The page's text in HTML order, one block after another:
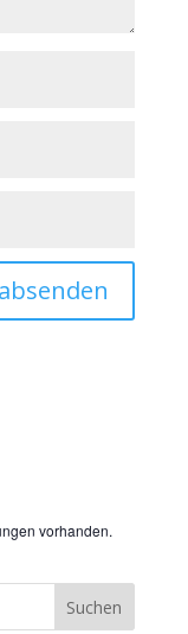
vorhanden.